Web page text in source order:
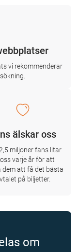
vi rekommenderar
älskar oss
miljoner fans litar
varje år för att
dem att få det bästa
på biljetter.
om